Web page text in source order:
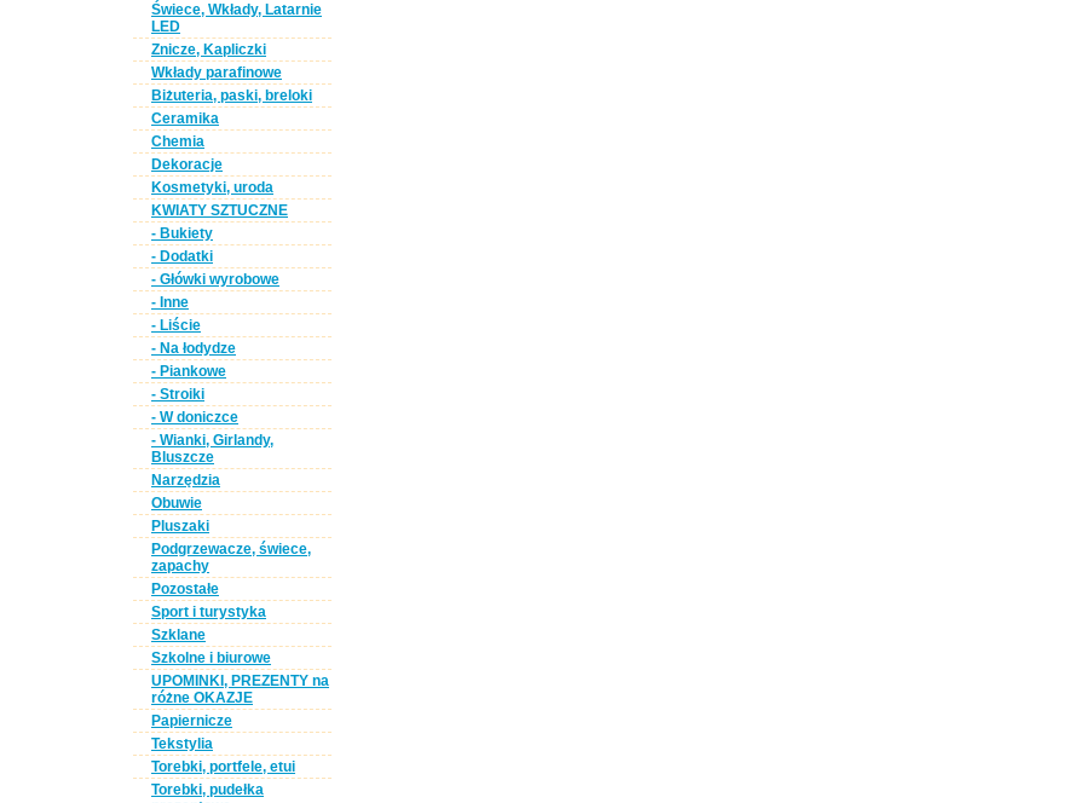
Świece, Wkłady, Latarnie
LED
Znicze, Kapliczki
Wkłady parafinowe
Biżuteria, paski, breloki
Ceramika
Chemia
Dekoracje
Kosmetyki, uroda
KWIATY SZTUCZNE
- Bukiety
- Dodatki
- Główki wyrobowe
- Inne
- Liście
- Na łodydze
- Piankowe
- Stroiki
- W doniczce
- Wianki, Girlandy,
Bluszcze
Narzędzia
Obuwie
Pluszaki
Podgrzewacze, świece,
zapachy
Pozostałe
Sport i turystyka
Szklane
Szkolne i biurowe
UPOMINKI, PREZENTY na
różne OKAZJE
Papiernicze
Tekstylia
Torebki, portfele, etui
Torebki, pudełka